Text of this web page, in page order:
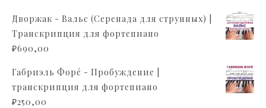
Дворжак - Вальс (Серенада для струнных) |
Транскрипция для фортепиано
₽690,00
Габриэль Форé - Пробуждение |
транскрипция для фортепиано
₽250,00